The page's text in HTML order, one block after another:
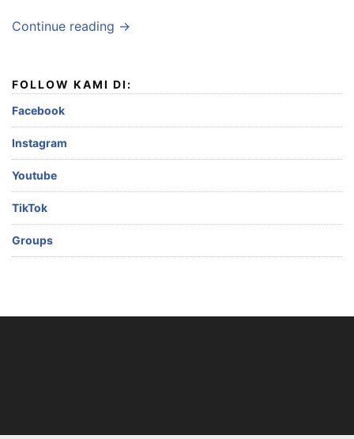
Continue reading →
FOLLOW KAMI DI:
Facebook
Instagram
Youtube
TikTok
Groups